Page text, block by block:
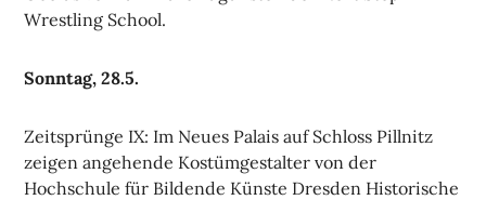
Wrestling School.
Sonntag, 28.5.
Zeitsprünge IX: Im Neues Palais auf Schloss Pillnitz
zeigen angehende Kostümgestalter von der
Hochschule für Bildende Künste Dresden Historische